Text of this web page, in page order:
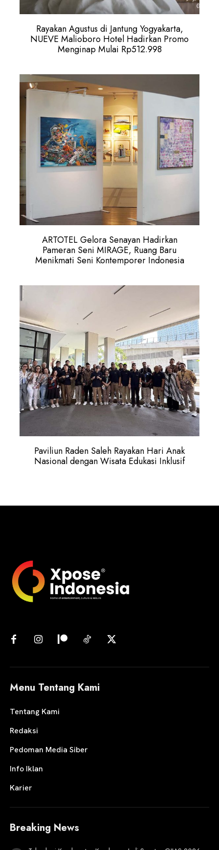
Rayakan Agustus di Jantung Yogyakarta,
NUEVE Malioboro Hotel Hadirkan Promo
Menginap Mulai Rp512.998
ARTOTEL Gelora Senayan Hadirkan
Pameran Seni MIRAGE, Ruang Baru
Menikmati Seni Kontemporer Indonesia
Paviliun Raden Saleh Rayakan Hari Anak
Nasional dengan Wisata Edukasi Inklusif
Menu Tentang Kami
Tentang Kami
Redaksi
Pedoman Media Siber
Info Iklan
Karier
Breaking News